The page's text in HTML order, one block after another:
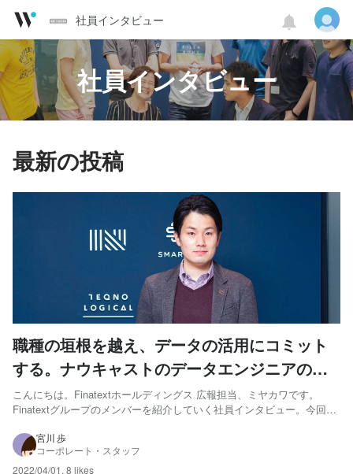
社員インタビュー
社員インタビュー
最新の投稿
職種の垣根を越え、データの活用にコミット
する。ナウキャストのデータエンジニアの本
質追求とは
こんにちは。Finatextホールディングス 広報担当、ミヤカワです。
Finatextグループのメンバーを紹介していく社員インタビュー。今回
がいました！ 島 真人 - 株式会社ナウキャスト データエンジニア武蔵
大学経済学部金融学科卒。専攻はファイナ...
宮川 歩
コーポレート・スタッフ
2022/04/01 , 8 likes